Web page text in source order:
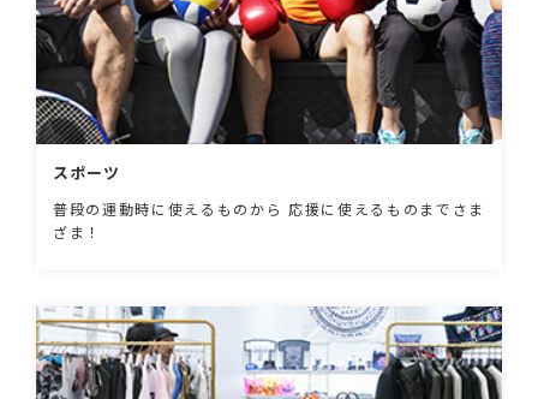
スポーツ
普段の運動時に使えるものから 応援に使えるものまでさま
ざま！